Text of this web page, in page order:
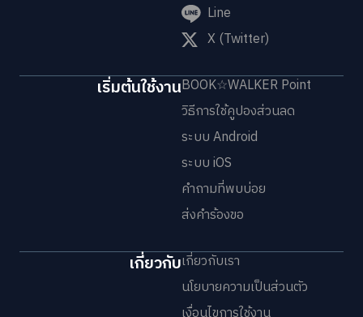
Line
X (Twitter)
เริ่มต้นใช้งานBOOK☆WALKER Point
วิธีการใช้คูปองส่วนลด
ระบบ Android
ระบบ iOS
คำถามที่พบบ่อย
ส่งคำร้องขอ
เกี่ยวกับเกี่ยวกับเรา
นโยบายความเป็นส่วนตัว